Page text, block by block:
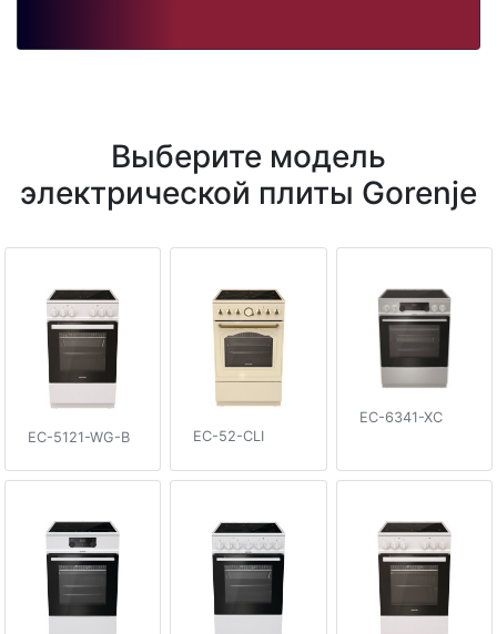
Выберите модель
электрической плиты Gorenje
EC-5121-WG-B EC-52-CLI
EC-6341-XC